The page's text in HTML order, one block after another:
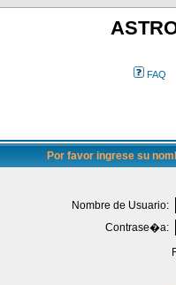
FAQ
Por favor ingrese su
Nombre de Usuario:
Contrase�a: